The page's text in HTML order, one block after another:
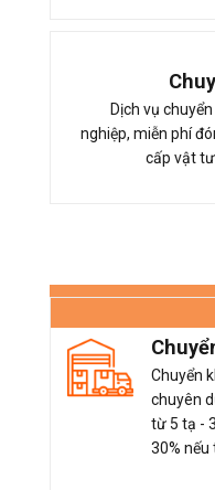
Dịch vụ
nghiệp, miễn phí
cấp vật
Chuyển
chuyên
từ 5 tạ -
30% nếu